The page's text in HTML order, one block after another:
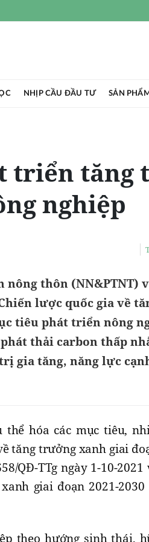
NHỊP CẦU ĐẦU TƯ SẢN
triển tăng
nghiệp
nông thôn (NN&PTNT)
lược quốc gia về
tiêu phát triển nông
thải carbon thấp
gia tăng, năng lực
thể hóa các mục tiêu,
tăng trưởng xanh giai
QĐ-TTg ngày 1-10-
giai đoạn 2021-
theo hướng sinh thái,